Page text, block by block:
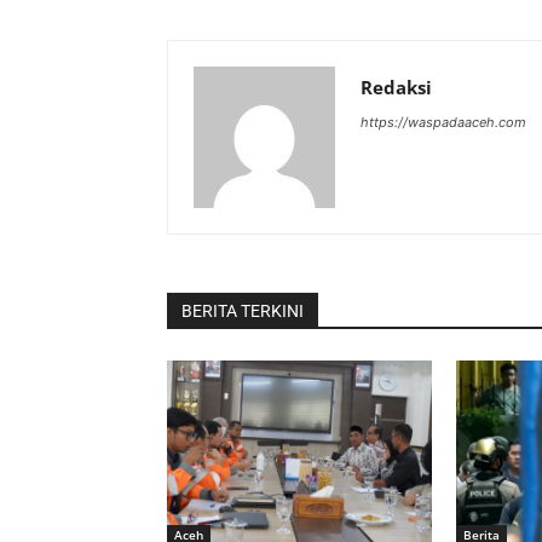
Redaksi
https://waspadaaceh.com
BERITA TERKINI
Aceh Berita